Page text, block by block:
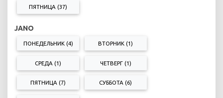
ПЯТНИЦА (37)
JANO
ПОНЕДЕЛЬНИК (4) ВТОРНИК (1)
СРЕДА (1) ЧЕТВЕРГ (1)
ПЯТНИЦА (7) СУББОТА (6)